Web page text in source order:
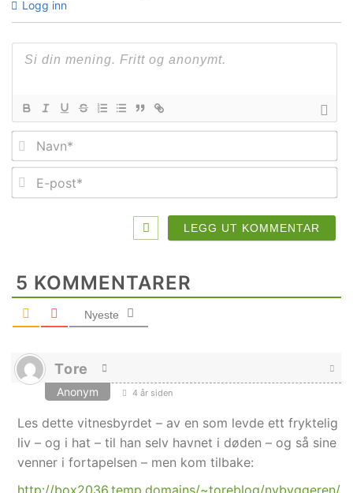
Logg inn
5 KOMMENTARER
Nyeste
Tore
Anonym 4 år siden
Les dette vitnesbyrdet – av en som levde ett fryktelig
liv – og i hat – til han selv havnet i døden – og så sine
venner i fortapelsen – men kom tilbake:
http://box2036.temp.domains/~toreblog/nybyggeren/